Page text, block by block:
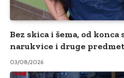
Bez skica i šema, od
narukvice i druge
03/08/2026